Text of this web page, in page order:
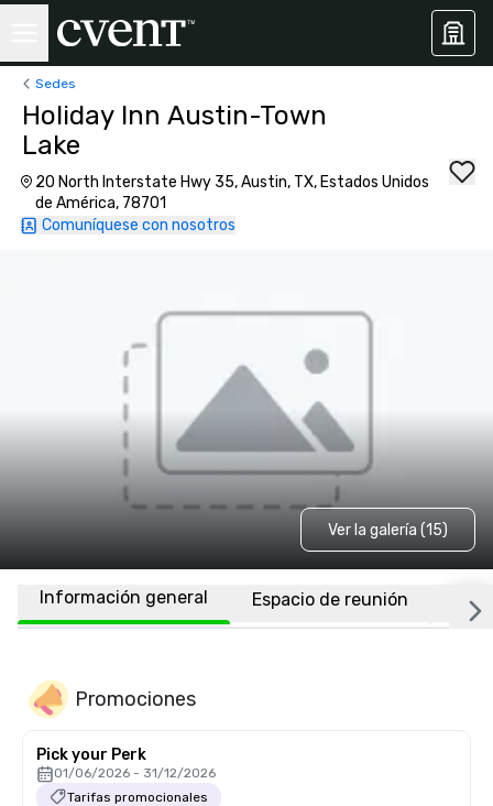
Sedes
Holiday Inn Austin-Town
Lake
20 North Interstate Hwy 35, Austin, TX, Estados Unidos
de América, 78701
Comuníquese con nosotros
Ver la galería (15)
Información general Espacio de reunión
Promociones
Pick your Perk
01/06/2026 - 31/12/2026
Tarifas promocionales